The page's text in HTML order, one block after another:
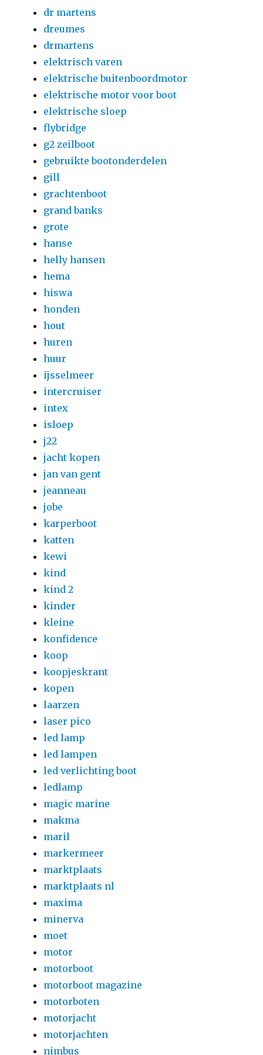
dr martens
dreumes
drmartens
elektrisch varen
elektrische buitenboordmotor
elektrische motor voor boot
elektrische sloep
flybridge
g2 zeilboot
gebruikte bootonderdelen
gill
grachtenboot
grand banks
grote
hanse
helly hansen
hema
hiswa
honden
hout
huren
huur
ijsselmeer
intercruiser
intex
isloep
j22
jacht kopen
jan van gent
jeanneau
jobe
karperboot
katten
kewi
kind
kind 2
kinder
kleine
konfidence
koop
koopjeskrant
kopen
laarzen
laser pico
led lamp
led lampen
led verlichting boot
ledlamp
magic marine
makma
maril
markermeer
marktplaats
marktplaats nl
maxima
minerva
moet
motor
motorboot
motorboot magazine
motorboten
motorjacht
motorjachten
nimbus